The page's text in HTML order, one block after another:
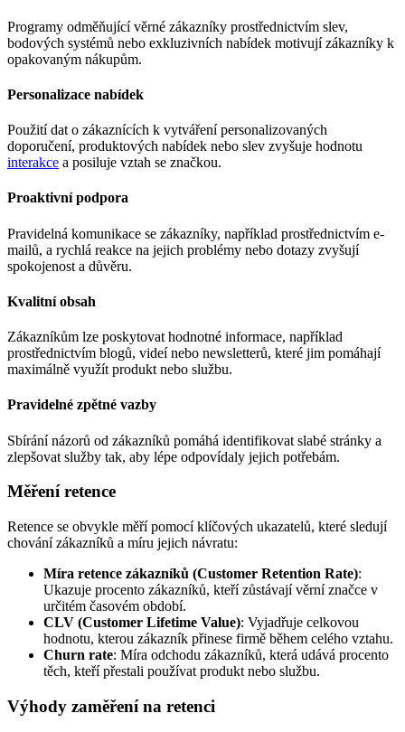
Programy odměňující věrné zákazníky prostřednictvím slev,
bodových systémů nebo exkluzivních nabídek motivují zákazníky k
opakovaným nákupům.
Personalizace nabídek
Použití dat o zákaznících k vytváření personalizovaných
doporučení, produktových nabídek nebo slev zvyšuje hodnotu
interakce a posiluje vztah se značkou.
Proaktivní podpora
Pravidelná komunikace se zákazníky, například prostřednictvím e-
mailů, a rychlá reakce na jejich problémy nebo dotazy zvyšují
spokojenost a důvěru.
Kvalitní obsah
Zákazníkům lze poskytovat hodnotné informace, například
prostřednictvím blogů, videí nebo newsletterů, které jim pomáhají
maximálně využít produkt nebo službu.
Pravidelné zpětné vazby
Sbírání názorů od zákazníků pomáhá identifikovat slabé stránky a
zlepšovat služby tak, aby lépe odpovídaly jejich potřebám.
Měření retence
Retence se obvykle měří pomocí klíčových ukazatelů, které sledují
chování zákazníků a míru jejich návratu:
Míra retence zákazníků (Customer Retention Rate):
Ukazuje procento zákazníků, kteří zůstávají věrní značce v
určitém časovém období.
CLV (Customer Lifetime Value): Vyjadřuje celkovou
hodnotu, kterou zákazník přinese firmě během celého vztahu.
Churn rate: Míra odchodu zákazníků, která udává procento
těch, kteří přestali používat produkt nebo službu.
Výhody zaměření na retenci